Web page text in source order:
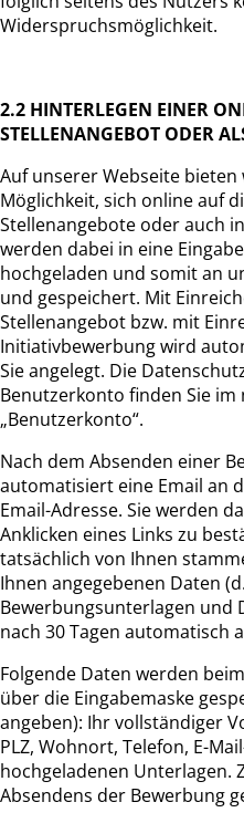
Widerspruchsmöglichkeit.
2.2 HINTERLEGEN EINER
STELLENANGEBOT ODER
Auf unserer Webseite
Möglichkeit, sich online auf
Stellenangebote oder auch
werden dabei in eine
hochgeladen und somit an
und gespeichert. Mit
Stellenangebot bzw. mit
Initiativbewerbung wird
Sie angelegt. Die
Benutzerkonto finden Sie
„Benutzerkonto“.
Nach dem Absenden einer
automatisiert eine Email an
Email-Adresse. Sie werden
Anklicken eines Links zu
tatsächlich von Ihnen
Ihnen angegebenen Daten
Bewerbungsunterlagen und
nach 30 Tagen automatisch
Folgende Daten werden
über die Eingabemaske
angeben): Ihr vollständiger
PLZ, Wohnort, Telefon, E-
hochgeladenen Unterlagen.
Absendens der Bewerbung